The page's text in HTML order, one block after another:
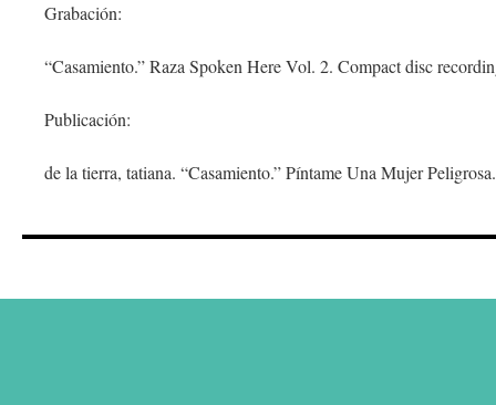
Grabación:
“Casamiento.” Raza Spoken Here Vol. 2. Compact disc
Publicación:
de la tierra, tatiana. “Casamiento.” Píntame Una Mujer